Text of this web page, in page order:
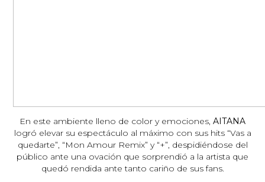
En este ambiente lleno de color y emociones, AITANA
logró elevar su espectáculo al máximo con sus hits “Vas a
quedarte”, “Mon Amour Remix” y “+”, despidiéndose del
público ante una ovación que sorprendió a la artista que
quedó rendida ante tanto cariño de sus fans.